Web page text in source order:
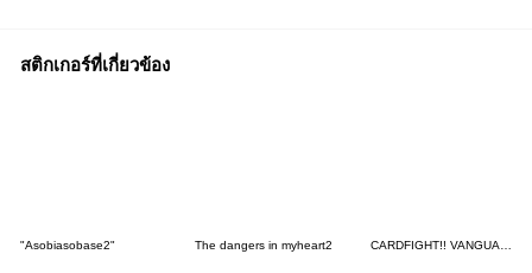
สติกเกอร์ที่เกี่ยวข้อง
"Asobiasobase2" The dangers in myheart2 CARDFIGHT!! VANGUARD Divinez